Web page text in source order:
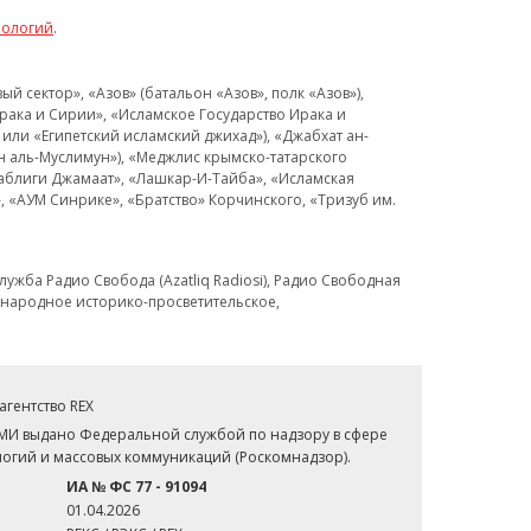
.
«Азов» (батальон «Азов», полк «Азов»),
и Сирии», «Исламское Государство Ирака и
«Египетский исламский джихад»), «Джабхат ан-
Муслимун»), «Меджлис крымско-татарского
Джамаат», «Лашкар-И-Тайба», «Исламская
Синрике», «Братство» Корчинского, «Тризуб им.
Радио Свобода (Azatliq Radiosi), Радио Свободная
историко-просветительское,
REX
выдано Федеральной службой по надзору в сфере
и массовых коммуникаций (Роскомнадзор).
ИА № ФС 77 - 91094
01.04.2026